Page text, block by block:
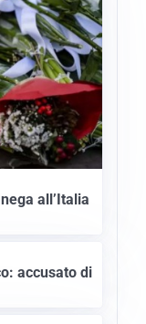
all’Italia
accusato di